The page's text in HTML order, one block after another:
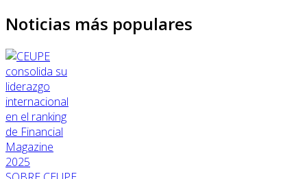
Noticias más populares